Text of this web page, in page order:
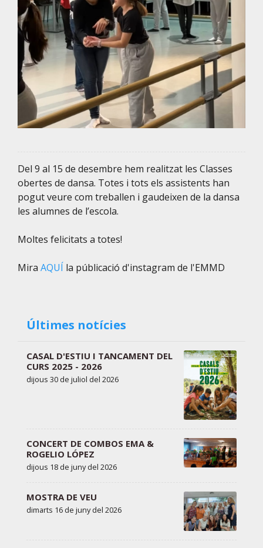
Del 9 al 15 de desembre hem realitzat les Classes
obertes de dansa. Totes i tots els assistents han
pogut veure com treballen i gaudeixen de la dansa
les alumnes de l’escola.
Moltes felicitats a totes!
Mira AQUÍ la públicació d'instagram de l'EMMD
Últimes notícies
CASAL D'ESTIU I TANCAMENT DEL
CURS 2025 - 2026
dijous 30 de juliol del 2026
CONCERT DE COMBOS EMA &
ROGELIO LÓPEZ
dijous 18 de juny del 2026
MOSTRA DE VEU
dimarts 16 de juny del 2026